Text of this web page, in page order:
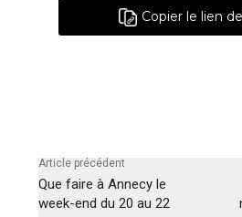
Copier le lien
Article précédent
Que faire à Annecy le
week-end du 20 au 22